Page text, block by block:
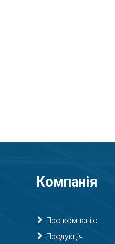
Компанія
Про компанію
Продукція